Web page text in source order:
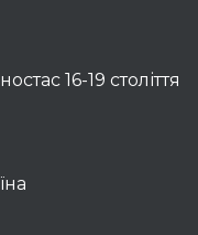
16-19 cтоліття